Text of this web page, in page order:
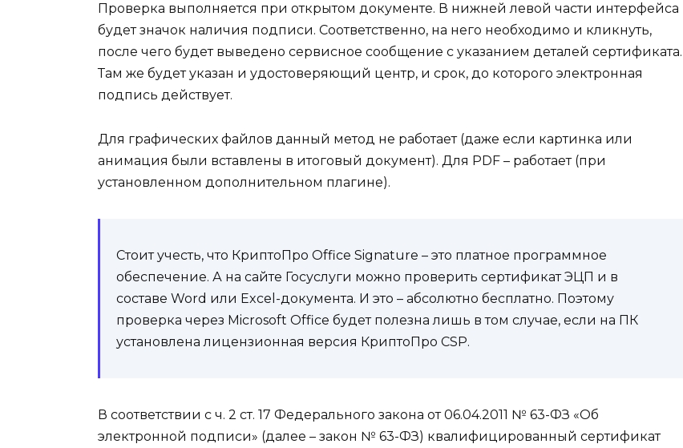
Проверка выполняется при открытом документе. В нижней левой части интерфейса
будет значок наличия подписи. Соответственно, на него необходимо и кликнуть,
после чего будет выведено сервисное сообщение с указанием деталей сертификата.
Там же будет указан и удостоверяющий центр, и срок, до которого электронная
подпись действует.
Для графических файлов данный метод не работает (даже если картинка или
анимация были вставлены в итоговый документ). Для PDF – работает (при
установленном дополнительном плагине).
Стоит учесть, что КриптоПро Office Signature – это платное программное
обеспечение. А на сайте Госуслуги можно проверить сертификат ЭЦП и в
составе Word или Excel-документа. И это – абсолютно бесплатно. Поэтому
проверка через Microsoft Office будет полезна лишь в том случае, если на ПК
установлена лицензионная версия КриптоПро CSP.
В соответствии с ч. 2 ст. 17 Федерального закона от 06.04.2011 № 63-ФЗ «Об
электронной подписи» (далее – закон № 63-ФЗ) квалифицированный сертификат